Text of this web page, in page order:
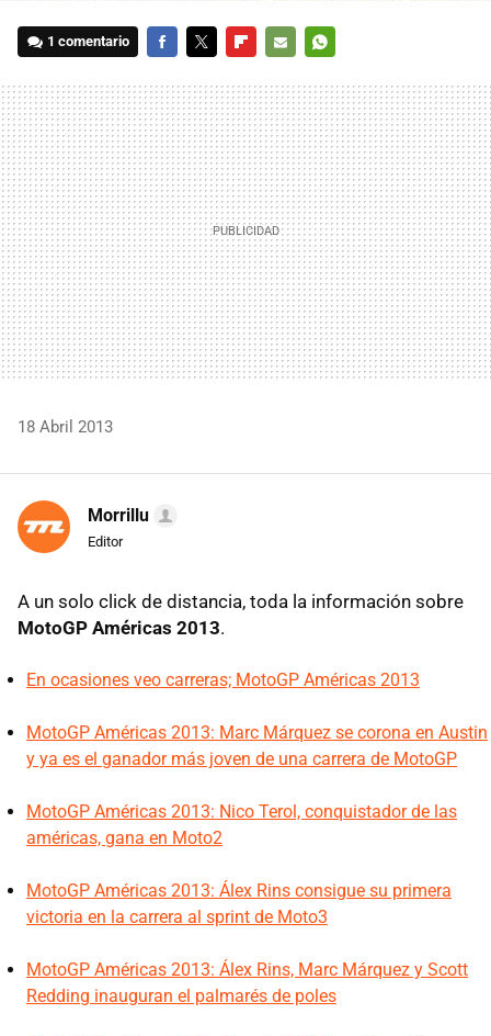
1 comentario
MAIL
18 Abril 2013
Morrillu
Editor
A un solo click de distancia, toda la información sobre
MotoGP Américas 2013.
En ocasiones veo carreras; MotoGP Américas 2013
MotoGP Américas 2013: Marc Márquez se corona en Austin
y ya es el ganador más joven de una carrera de MotoGP
MotoGP Américas 2013: Nico Terol, conquistador de las
américas, gana en Moto2
MotoGP Américas 2013: Álex Rins consigue su primera
victoria en la carrera al sprint de Moto3
MotoGP Américas 2013: Álex Rins, Marc Márquez y Scott
Redding inauguran el palmarés de poles